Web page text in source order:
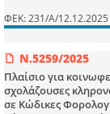
ΦΕΚ: 231/Α/12.12.2025
Ν.5259/2025
Πλαίσιο για
σχολάζουσες
σε Κώδικες